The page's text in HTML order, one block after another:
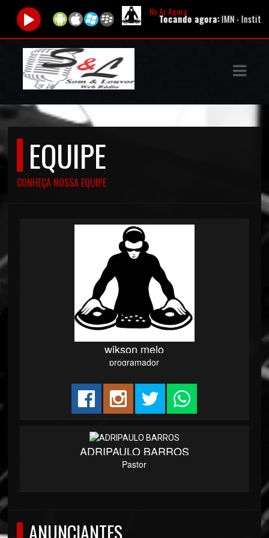
No Ar Agora:
Tocando agora:IMN - Instituto
EQUIPE
CONHEÇA NOSSA EQUIPE
wikson melo
programador
ADRIPAULO BARROS
Pastor
ANUNCIANTES